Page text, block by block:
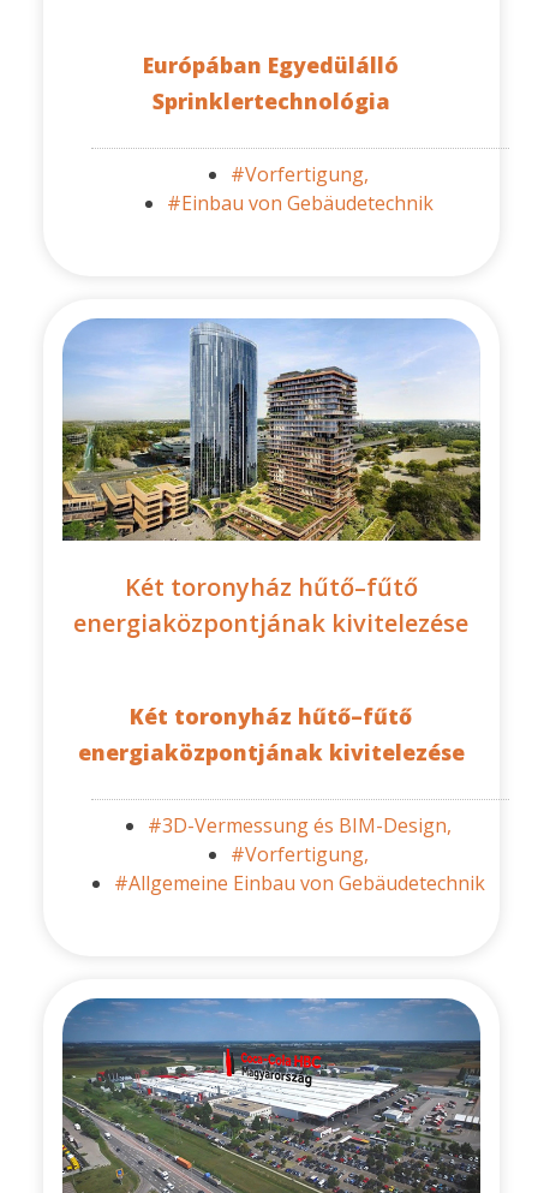
Európában Egyedülálló
Sprinklertechnológia
#Vorfertigung,
#Einbau von Gebäudetechnik
Két toronyház hűtő–fűtő
energiaközpontjának kivitelezése
Két toronyház hűtő–fűtő
energiaközpontjának kivitelezése
#3D-Vermessung és BIM-Design,
#Vorfertigung,
#Allgemeine Einbau von Gebäudetechnik